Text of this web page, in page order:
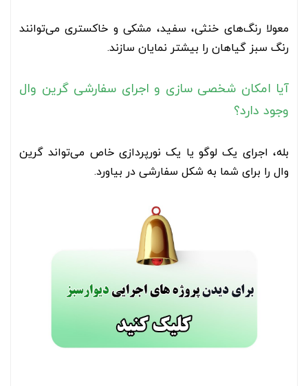
معولا رنگ‌های خنثی، سفید، مشکی و خاکستری می‌توانند
رنگ سبز گیاهان را بیشتر نمایان سازند.
آیا امکان شخصی سازی و اجرای سفارشی گرین وال
وجود دارد؟
بله، اجرای یک لوگو یا یک نورپردازی خاص می‌تواند گرین
وال را برای شما به شکل سفارشی در بیاورد.